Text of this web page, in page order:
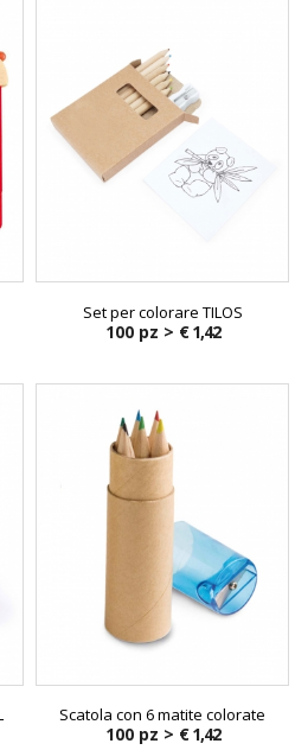
Set per colorare TILOS
100 pz > € 1,42
Scatola con 6 matite colorate
100 pz > € 1,42